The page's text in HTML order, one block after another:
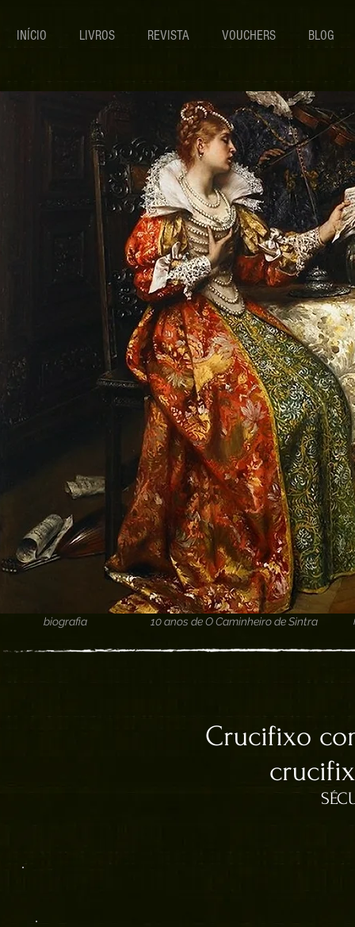
INÍCIO LIVROS REVISTA VOUCHERS BLOG
biografia 10 anos de O Caminheiro de Sintra
Crucifixo